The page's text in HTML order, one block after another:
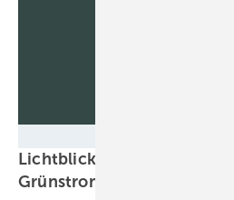
Lichtblick koppelt
Grünstrom im